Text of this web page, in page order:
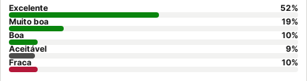
e amigável do
. Para uma experiência
mais tranquila, os hóspedes são aconselhados a solicitar um
quarto virado para o jardim.
Excelente 52%
Muito boa
19%
Boa
10%
Aceitável
9%
Fraca
10%